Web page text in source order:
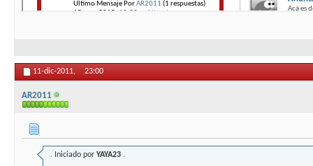
11-dic-2011, 23:00
AR2011
. Iniciado por YAYA23 .